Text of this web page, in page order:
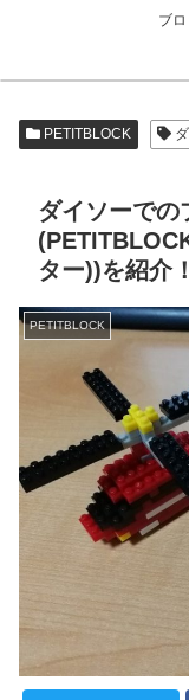
ブ
PETITBLOCK
ダイソーでの
ター))を紹介
PETITBLOCK